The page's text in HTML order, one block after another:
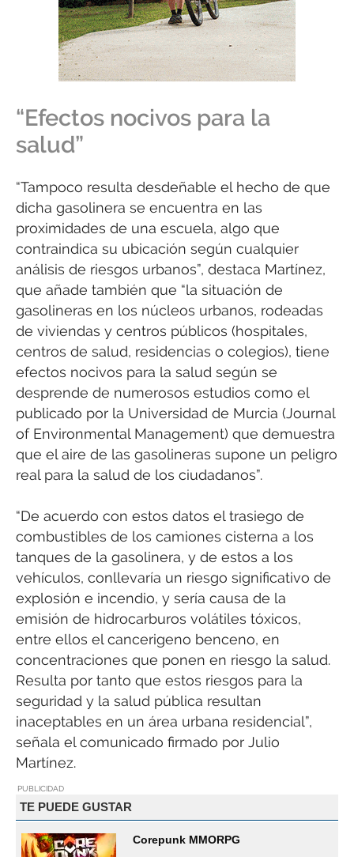
“Efectos nocivos para la
salud”
“Tampoco resulta desdeñable el hecho de que
dicha gasolinera se encuentra en las
proximidades de una escuela, algo que
contraindica su ubicación según cualquier
análisis de riesgos urbanos”, destaca Martínez,
que añade también que “la situación de
gasolineras en los núcleos urbanos, rodeadas
de viviendas y centros públicos (hospitales,
centros de salud, residencias o colegios), tiene
efectos nocivos para la salud según se
desprende de numerosos estudios como el
publicado por la Universidad de Murcia (Journal
of Environmental Management) que demuestra
que el aire de las gasolineras supone un peligro
real para la salud de los ciudadanos”.
“De acuerdo con estos datos el trasiego de
combustibles de los camiones cisterna a los
tanques de la gasolinera, y de estos a los
vehículos, conllevaría un riesgo significativo de
explosión e incendio, y sería causa de la
emisión de hidrocarburos volátiles tóxicos,
entre ellos el cancerigeno benceno, en
concentraciones que ponen en riesgo la salud.
Resulta por tanto que estos riesgos para la
seguridad y la salud pública resultan
inaceptables en un área urbana residencial”,
señala el comunicado firmado por Julio
Martínez.
PUBLICIDAD
TE PUEDE GUSTAR
Corepunk MMORPG